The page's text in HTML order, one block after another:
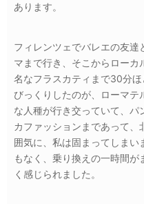
あります。
フィレンツェでバレエの友
マまで行き、そこからロー
名なフラスカティまで30分ほ
びっくりしたのが、ローマテ
な人種が行き交っていて、パ
カファッションまであって
囲気に、私は固まってしま
もなく、乗り換えの一時間
く感じられました。